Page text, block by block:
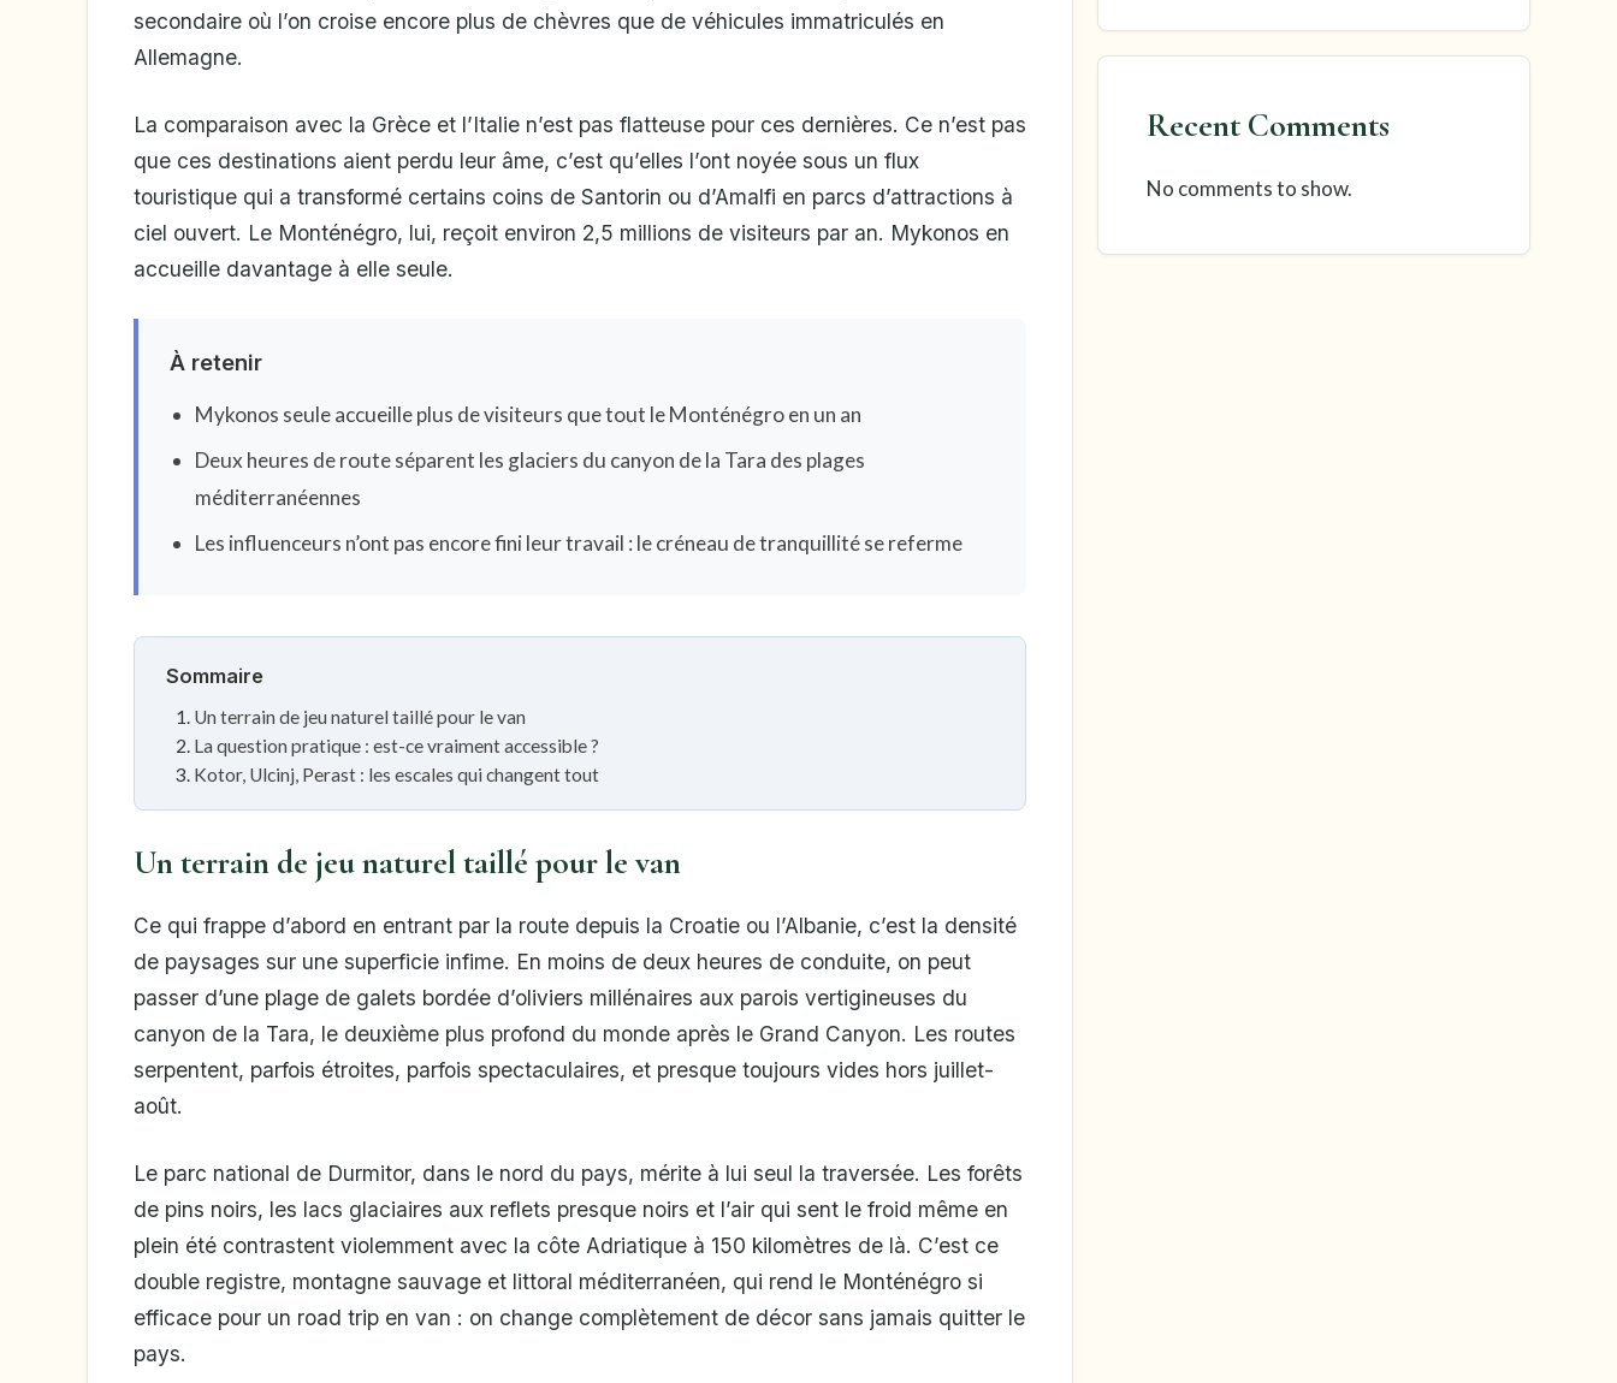
secondaire où l’on croise encore plus de chèvres que de véhicules immatriculés en
Allemagne.
La comparaison avec la Grèce et l’Italie n’est pas flatteuse pour ces dernières. Ce n’est pas
que ces destinations aient perdu leur âme, c’est qu’elles l’ont noyée sous un flux
touristique qui a transformé certains coins de Santorin ou d’Amalfi en parcs d’attractions à
ciel ouvert. Le Monténégro, lui, reçoit environ 2,5 millions de visiteurs par an. Mykonos en
accueille davantage à elle seule.
À retenir
Mykonos seule accueille plus de visiteurs que tout le Monténégro en un an
Deux heures de route séparent les glaciers du canyon de la Tara des plages
méditerranéennes
Les influenceurs n’ont pas encore fini leur travail : le créneau de tranquillité se referme
Sommaire
Un terrain de jeu naturel taillé pour le van
La question pratique : est-ce vraiment accessible ?
Kotor, Ulcinj, Perast : les escales qui changent tout
Un terrain de jeu naturel taillé pour le van
Ce qui frappe d’abord en entrant par la route depuis la Croatie ou l’Albanie, c’est la densité
de paysages sur une superficie infime. En moins de deux heures de conduite, on peut
passer d’une plage de galets bordée d’oliviers millénaires aux parois vertigineuses du
canyon de la Tara, le deuxième plus profond du monde après le Grand Canyon. Les routes
serpentent, parfois étroites, parfois spectaculaires, et presque toujours vides hors juillet-
août.
Le parc national de Durmitor, dans le nord du pays, mérite à lui seul la traversée. Les forêts
de pins noirs, les lacs glaciaires aux reflets presque noirs et l’air qui sent le froid même en
plein été contrastent violemment avec la côte Adriatique à 150 kilomètres de là. C’est ce
double registre, montagne sauvage et littoral méditerranéen, qui rend le Monténégro si
efficace pour un road trip en van : on change complètement de décor sans jamais quitter le
pays.
Recent Comments
No comments to show.